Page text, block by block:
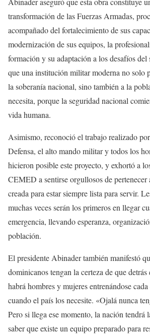
transformación de las Fuerzas Armadas,
acompañado del fortalecimiento de sus
modernización de sus equipos, la
formación y su adaptación a los desafíos
que una institución militar moderna no solo
la soberanía nacional, sino también a la
necesita, porque la seguridad nacional
vida humana.
Asimismo, reconoció el trabajo realizado
Defensa, el alto mando militar y todos los
hicieron posible este proyecto, y exhortó a
CEMED a sentirse orgullosos de pertenecer
creada para estar siempre lista para servir.
muchas veces serán los primeros en llegar
emergencia, llevando esperanza,
población.
El presidente Abinader también manifestó
dominicanos tengan la certeza de que detrás
habrá hombres y mujeres entrenándose
cuando el país los necesite. «Ojalá nunca
Pero si llega ese momento, la nación tendrá
saber que existe un equipo preparado para